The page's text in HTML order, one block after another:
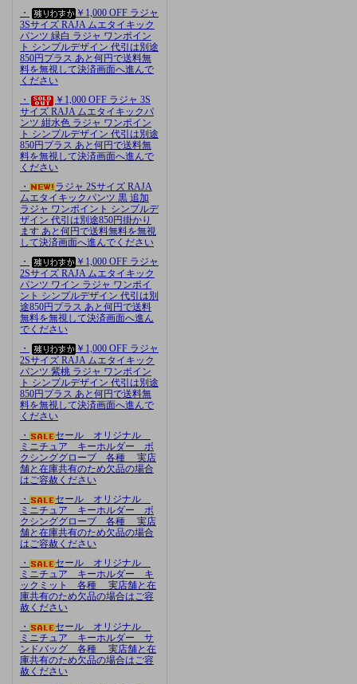
・
￥1,000 OFF ラジャ
3Sサイズ RAJA ムエタイキック
パンツ 緑白 ラジャ ワンポイン
ト シンプルデザイン 代引は別途
850円プラス あと何円で送料無
料を無視して決済画面へ進んで
ください
・
￥1,000 OFF ラジャ 3S
サイズ RAJA ムエタイキックパ
ンツ 紺水色 ラジャ ワンポイン
ト シンプルデザイン 代引は別途
850円プラス あと何円で送料無
料を無視して決済画面へ進んで
ください
・
ラジャ 2Sサイズ RAJA
ムエタイキックパンツ 黒 追加
ラジャ ワンポイント シンプルデ
ザイン 代引は別途850円掛かり
ます あと何円で送料無料を無視
して決済画面へ進んでください
・
￥1,000 OFF ラジャ
2Sサイズ RAJA ムエタイキック
パンツ ワイン ラジャ ワンポイ
ント シンプルデザイン 代引は別
途850円プラス あと何円で送料
無料を無視して決済画面へ進ん
でください
・
￥1,000 OFF ラジャ
2Sサイズ RAJA ムエタイキック
パンツ 紫桃 ラジャ ワンポイン
ト シンプルデザイン 代引は別途
850円プラス あと何円で送料無
料を無視して決済画面へ進んで
ください
・
セール オリジナル
ミニチュア キーホルダー ボ
クシンググローブ 各種 実店
舗と在庫共有のため欠品の場合
はご容赦ください
・
セール オリジナル
ミニチュア キーホルダー ボ
クシンググローブ 各種 実店
舗と在庫共有のため欠品の場合
はご容赦ください
・
セール オリジナル
ミニチュア キーホルダー キ
ックミット 各種 実店舗と在
庫共有のため欠品の場合はご容
赦ください
・
セール オリジナル
ミニチュア キーホルダー サ
ンドバッグ 各種 実店舗と在
庫共有のため欠品の場合はご容
赦ください